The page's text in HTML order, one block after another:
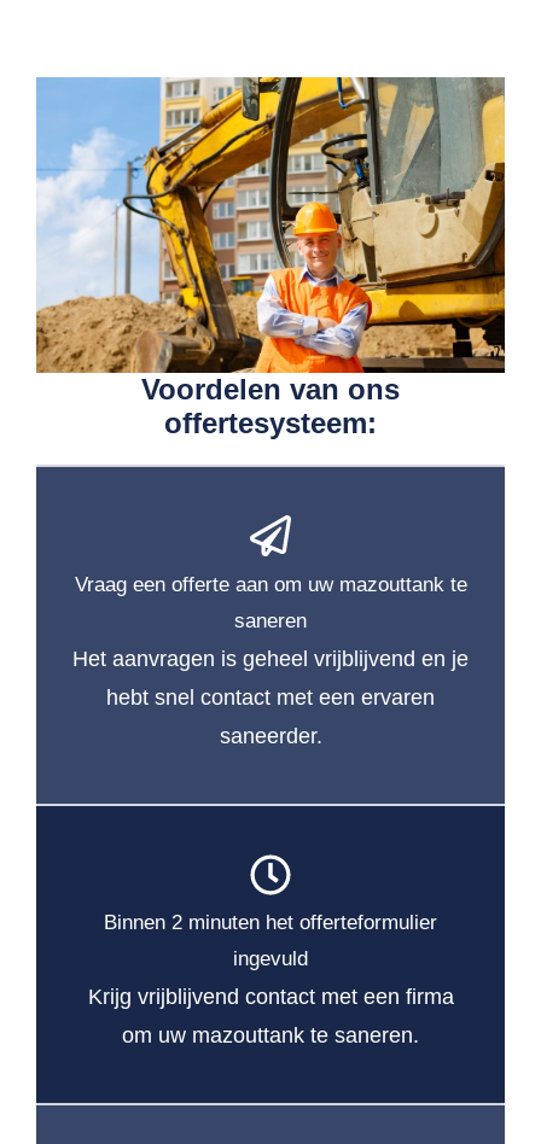
Voordelen van ons
offertesysteem:
Vraag een offerte aan om uw mazouttank te
saneren
Het aanvragen is geheel vrijblijvend en je
hebt snel contact met een ervaren
saneerder.
Binnen 2 minuten het offerteformulier
ingevuld
Krijg vrijblijvend contact met een firma
om uw mazouttank te saneren.